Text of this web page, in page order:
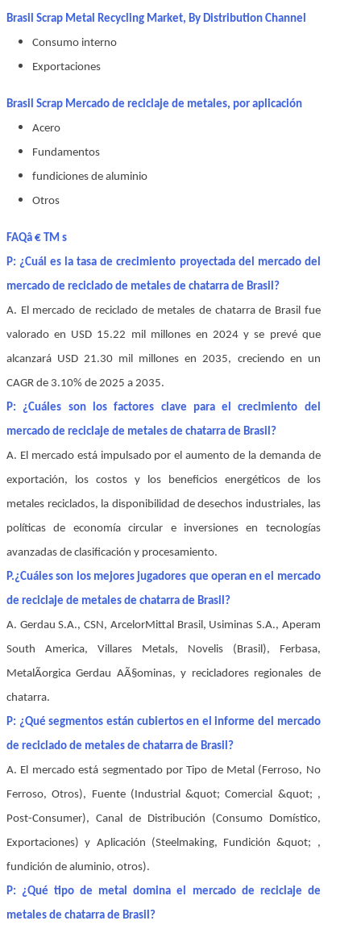
Brasil Scrap Metal Recycling Market, By Distribution Channel
Consumo interno
Exportaciones
Brasil Scrap Mercado de reciclaje de metales, por aplicación
Acero
Fundamentos
fundiciones de aluminio
Otros
FAQâ € TM s
P: ¿Cuál es la tasa de crecimiento proyectada del mercado del
mercado de reciclado de metales de chatarra de Brasil?
A. El mercado de reciclado de metales de chatarra de Brasil fue
valorado en USD 15.22 mil millones en 2024 y se prevé que
alcanzará USD 21.30 mil millones en 2035, creciendo en un
CAGR de 3.10% de 2025 a 2035.
P: ¿Cuáles son los factores clave para el crecimiento del
mercado de reciclaje de metales de chatarra de Brasil?
A. El mercado está impulsado por el aumento de la demanda de
exportación, los costos y los beneficios energéticos de los
metales reciclados, la disponibilidad de desechos industriales, las
políticas de economía circular e inversiones en tecnologías
avanzadas de clasificación y procesamiento.
P.¿Cuáles son los mejores jugadores que operan en el mercado
de reciclaje de metales de chatarra de Brasil?
A. Gerdau S.A., CSN, ArcelorMittal Brasil, Usiminas S.A., Aperam
South America, Villares Metals, Novelis (Brasil), Ferbasa,
MetalÃorgica Gerdau AÃ§ominas, y recicladores regionales de
chatarra.
P: ¿Qué segmentos están cubiertos en el informe del mercado
de reciclado de metales de chatarra de Brasil?
A. El mercado está segmentado por Tipo de Metal (Ferroso, No
Ferroso, Otros), Fuente (Industrial &quot; Comercial &quot; ,
Post-Consumer), Canal de Distribución (Consumo Domístico,
Exportaciones) y Aplicación (Steelmaking, Fundición &quot; ,
fundición de aluminio, otros).
P: ¿Qué tipo de metal domina el mercado de reciclaje de
metales de chatarra de Brasil?